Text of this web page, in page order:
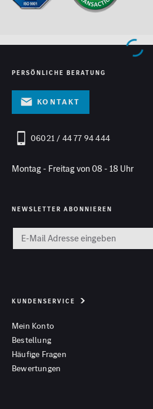
PERSÖNLICHE BERATUNG
Kontakt
06021 / 44 77 94 444
Montag - Freitag von 08 - 18 Uhr
NEWSLETTER ABONNIEREN
KUNDENSERVICE
Mein Konto
Bestellung
Häufige Fragen
Bewertungen